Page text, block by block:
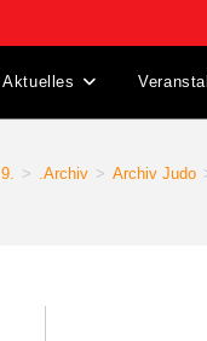
Aktuelles
9. > .Archiv > Archiv Judo